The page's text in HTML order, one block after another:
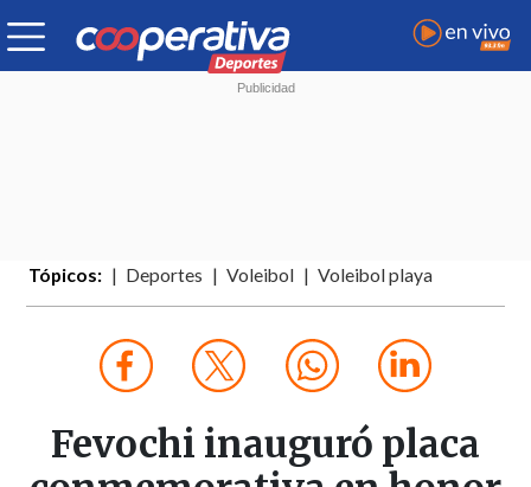
Tópicos: Deportes Voleibol Voleibol playa
Fevochi inauguró placa